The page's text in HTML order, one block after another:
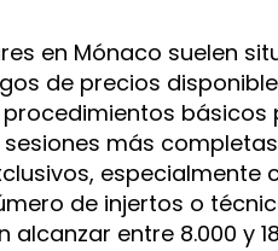
en Mónaco suelen
de precios
básicos
más
especialmente
de injertos o
entre 8.000 y